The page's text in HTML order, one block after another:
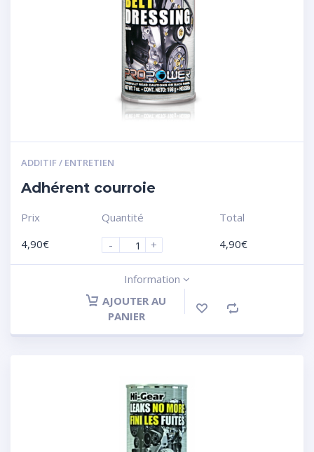
ADDITIF / ENTRETIEN
Adhérent courroie
Prix
4,90€
Quantité
-
+
Total
4,90€
Information
AJOUTER AU
PANIER